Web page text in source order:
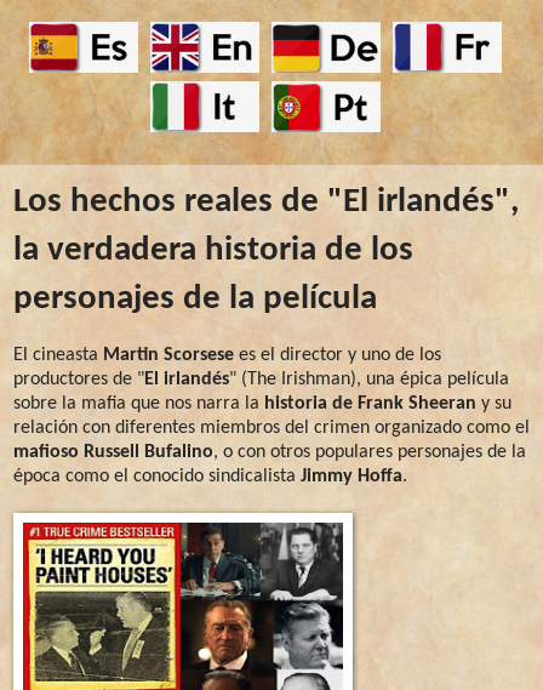
Los hechos reales de "El irlandés",
la verdadera historia de los
personajes de la película
El cineasta Martin Scorsese es el director y uno de los
productores de "El irlandés" (The Irishman), una épica película
sobre la mafia que nos narra la historia de Frank Sheeran y su
relación con diferentes miembros del crimen organizado como el
mafioso Russell Bufalino, o con otros populares personajes de la
época como el conocido sindicalista Jimmy Hoffa.